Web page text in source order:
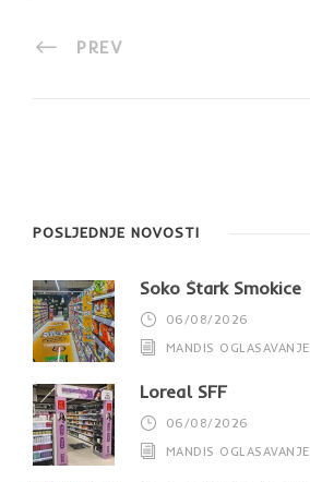
PREV
POSLJEDNJE NOVOSTI
Soko Štark Smokice
06/08/2026
MANDIS OGLASAVANJE
Loreal SFF
06/08/2026
MANDIS OGLASAVANJE